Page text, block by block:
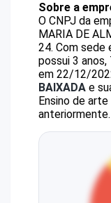
Sobre a
O CNPJ da
MARIA DE
24. Com sede
possui 3
em 22/12/
BAIXADA e
Ensino de
anteriormente.